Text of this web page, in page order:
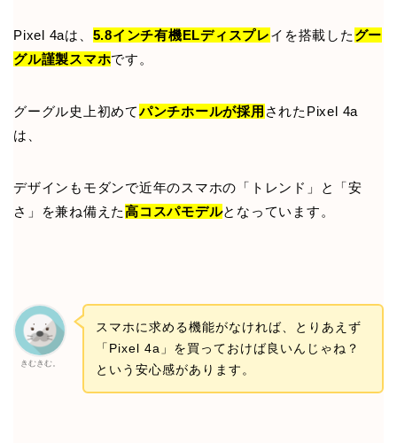
Pixel 4aは、 5.8インチ有機ELディスプレイを搭載した グー
グル謹製スマホです。
グーグル史上初めてパンチホールが採用 されたPixel 4a
は、
デザインもモダンで近年のスマホの「トレンド」と「安
さ」を兼ね備えた高コスパモデルとなっています。
きむきむ。
スマホに求める機能がなければ、とりあえず
「Pixel 4a」を買っておけば良いんじゃね？
という安心感があります。